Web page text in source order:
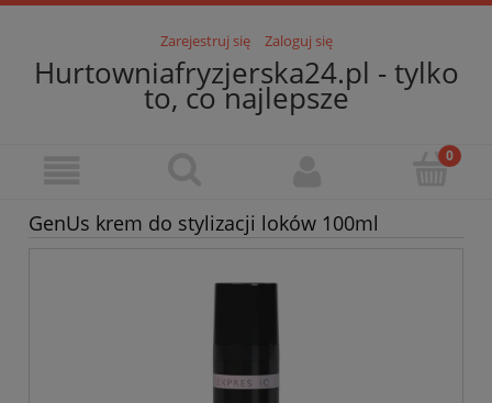
Zarejestruj się Zaloguj się
Hurtowniafryzjerska24.pl - tylko
to, co najlepsze
GenUs krem do stylizacji loków 100ml